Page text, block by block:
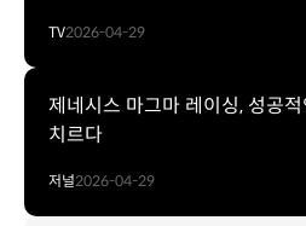
TV2026-04-29
제네시스 마그마 레이싱, 성공
치르다
저널2026-04-29